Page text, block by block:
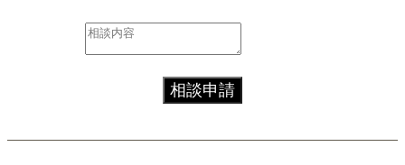
相談申請